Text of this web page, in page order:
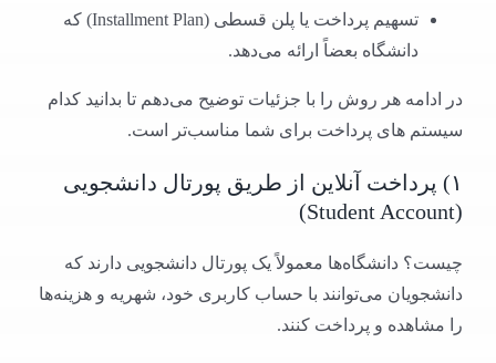
تسهیم پرداخت یا پلن قسطی (Installment Plan) که
دانشگاه بعضاً ارائه می‌دهد.
در ادامه هر روش را با جزئیات توضیح می‌دهم تا بدانید کدام
سیستم های پرداخت برای شما مناسب‌تر است.
۱) پرداخت آنلاین از طریق پورتال دانشجویی
(Student Account)
چیست؟ دانشگاه‌ها معمولاً یک پورتال دانشجویی دارند که
دانشجویان می‌توانند با حساب کاربری خود، شهریه و هزینه‌ها
را مشاهده و پرداخت کنند.